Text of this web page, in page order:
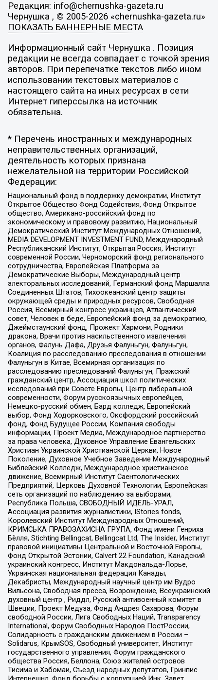
Редакция: info@chernushka-gazeta.ru
Чернушка , © 2005-2026 «chernushka-gazeta.ru»
ПОКАЗАТЬ БАННЕРНЫЕ МЕСТА
Информационный сайт Чернушка . Позиция
редакции не всегда совпадает с точкой зрения
авторов. При перепечатке текстов либо ином
использовании текстовых материалов с
настоящего сайта на иных ресурсах в сети
Интернет гиперссылка на источник
обязательна.
* Перечень иностранных и международных
неправительственных организаций,
деятельность которых признана
нежелательной на территории Российской
Федерации:
Национальный фонд в поддержку демократии, Институт
Открытое Общество Фонд Содействия, Фонд Открытое
общество, Американо-российский фонд по
экономическому и правовому развитию, Национальный
Демократический Институт Международных Отношений,
MEDIA DEVELOPMENT INVESTMENT FUND, Международный
Республиканский Институт, Открытая Россия, Институт
современной России, Черноморский фонд регионального
сотрудничества, Европейская Платформа за
Демократические Выборы, Международный центр
электоральных исследований, Германский фонд Маршалла
Соединенных Штатов, Тихоокеанский центр защиты
окружающей среды и природных ресурсов, Свободная
Россия, Всемирный конгресс украинцев, Атлантический
совет, Человек в беде, Европейский фонд за демократию,
Джеймстаунский фонд, Прожект Хармони, Родники
дракона, Врачи против насильственного извлечения
органов, Фалунь Дафа, Друзья Фалуньгун, Фалуньгун,
Коалиция по расследованию преследования в отношении
Фалуньгун в Китае, Всемирная организация по
расследованию преследований Фалуньгун, Пражский
гражданский центр, Ассоциация школ политических
исследований при Совете Европы, Центр либеральной
современности, Форум русскоязычных европейцев,
Немецко-русский обмен, Бард колледж, Европейский
выбор, Фонд Ходорковского, Оксфордский российский
фонд, Фонд Будущее России, Компания свободы
информации, Проект Медиа, Международное партнерство
за права человека, Духовное Управление Евангельских
Христиан Украинской Христианской Церкви, Новое
Поколение, Духовное Учебное Заведение Международный
Библейский Колледж, Международное христианское
движение, Всемирный Институт Саентологических
Предприятий, Церковь Духовной Технологии, Европейская
сеть организаций по наблюдению за выборами,
Республика Польша, СВОБОДНЫЙ ИДЕЛЬ-УРАЛ,
Ассоциация развития журналистики, IStories fonds,
Королевский Институт Международных Отношений,
КРИМСЬКА ПРАВОЗАХИСНА ГРУПА, Фонд имени Генриха
Бёлля, Stichting Bellingcat, Bellingcat Ltd, The Insider, Институт
правовой инициативы Центральной и Восточной Европы,
Фонд Открытой Эстонии, Calvert 22 Foundation, Канадский
украинский конгресс, Институт Макдональда-Лорье,
Украинская национальная федерация Канады,
Декабристы, Международный научный центр им Вудро
Вильсона, Свободная пресса, Возрождение, Всеукраинский
духовный центр , Риддл, Русский антивоенный комитет в
Швеции, Проект Медуза, Фонд Андрея Сахарова, Форум
свободной России, Лига Свободных Наций, Transparеncy
International, Форум Свободных Народов ПостРоссии,
Солидарность с гражданским движением в России –
Solidarus, КрымSOS, Свободный университет, Институт
государственного управления, Форум гражданского
общества Россия, Беллона, Союз жителей островов
Тисима и Хабомаи, Съезд народных депутатов, Гринпис